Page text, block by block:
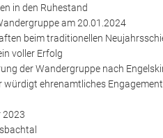
in den Ruhestand
am 20.01.2024
beim traditionellen
voller Erfolg
der Wandergruppe nach
würdigt ehrenamtliches
2023